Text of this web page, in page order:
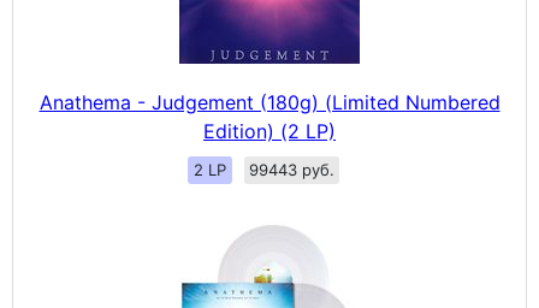
Anathema - Judgement (180g) (Limited Numbered
Edition) (2 LP)
2 LP 99443 руб.